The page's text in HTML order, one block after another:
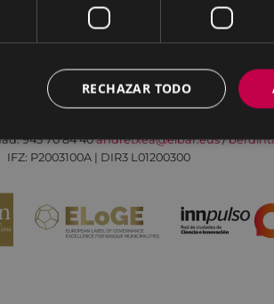
Política de cookies Contacto
las redes sociales del Ayuntamiento
943 70 84 40andretxea@eibar.eus/
IFZ: P2003100A | DIR3 L01200300
RECHAZAR TODO